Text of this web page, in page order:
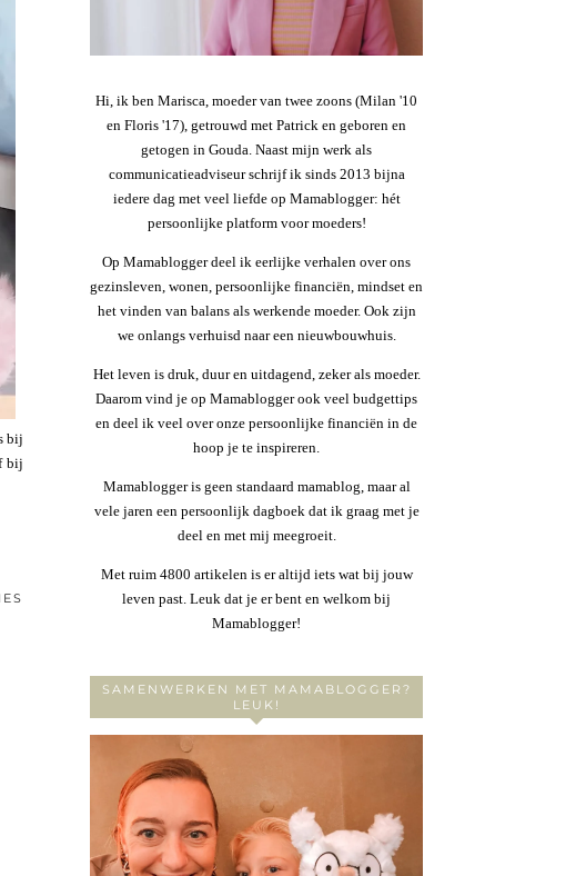
bij
bij
Hi, ik ben Marisca, moeder van twee zoons (Milan '10
en Floris '17), getrouwd met Patrick en geboren en
getogen in Gouda. Naast mijn werk als
communicatieadviseur schrijf ik sinds 2013 bijna
iedere dag met veel liefde op Mamablogger: hét
persoonlijke platform voor moeders!
Op Mamablogger deel ik eerlijke verhalen over ons
gezinsleven, wonen, persoonlijke financiën, mindset en
het vinden van balans als werkende moeder. Ook zijn
we onlangs verhuisd naar een nieuwbouwhuis.
Het leven is druk, duur en uitdagend, zeker als moeder.
Daarom vind je op Mamablogger ook veel budgettips
en deel ik veel over onze persoonlijke financiën in de
hoop je te inspireren.
Mamablogger is geen standaard mamablog, maar al
vele jaren een persoonlijk dagboek dat ik graag met je
deel en met mij meegroeit.
Met ruim 4800 artikelen is er altijd iets wat bij jouw
leven past. Leuk dat je er bent en welkom bij
Mamablogger!
SAMENWERKEN MET MAMABLOGGER?
LEUK!